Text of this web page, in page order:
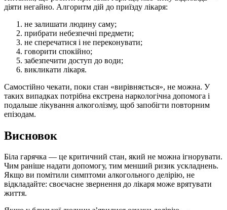
діяти негайно. Алгоритм дій до приїзду лікаря:
не залишати людину саму;
прибрати небезпечні предмети;
не сперечатися і не переконувати;
говорити спокійно;
забезпечити доступ до води;
викликати лікаря.
Самостійно чекати, поки стан «вирівняється», не можна. У
таких випадках потрібна екстрена наркологічна допомога і
подальше лікування алкоголізму, щоб запобігти повторним
епізодам.
Висновок
Біла гарячка — це критичний стан, який не можна ігнорувати.
Чим раніше надати допомогу, тим менший ризик ускладнень.
Якщо ви помітили симптоми алкогольного делірію, не
відкладайте: своєчасне звернення до лікаря може врятувати
життя.